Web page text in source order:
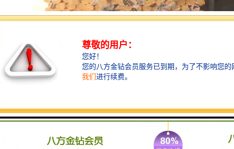
伟星管道的安装：
2、管件不要拧太紧，以免出现裂逢导致漏水；